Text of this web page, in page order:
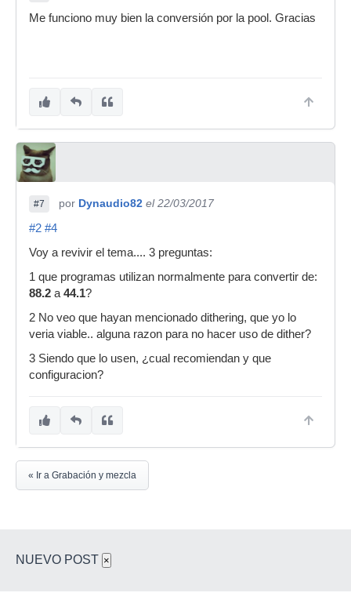
Me funciono muy bien la conversión por la pool. Gracias
#7 por Dynaudio82 el 22/03/2017
#2 #4
Voy a revivir el tema.... 3 preguntas:
1 que programas utilizan normalmente para convertir de:
88.2 a 44.1?
2 No veo que hayan mencionado dithering, que yo lo
veria viable.. alguna razon para no hacer uso de dither?
3 Siendo que lo usen, ¿cual recomiendan y que
configuracion?
« Ir a Grabación y mezcla
NUEVO POST ×